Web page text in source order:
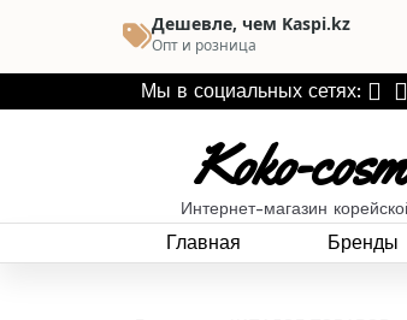
Дешевле, чем Kaspi.kz
Опт и розница
Мы в социальных сетях:
Koko-
Интернет-магазин
Главная Бренды